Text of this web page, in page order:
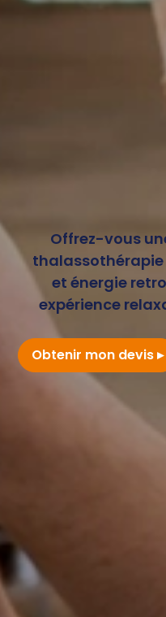
Offrez-vous
thalassothérapie
et énergie
expérience
Obtenir mon devis